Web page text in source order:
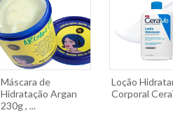
Máscara de
Hidratação Argan
230g , ...
Loção
Corporal